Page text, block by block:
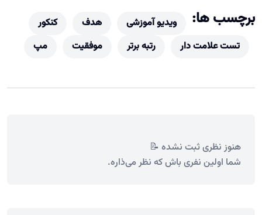
برچسب ها: ویدیو آموزشی هدف
کنکور
تست علامت دار
رتبه برتر موفقیت مپ
هنوز نظری ثبت نشده 📝
شما اولین نفری باش که نظر می‌ذاره.